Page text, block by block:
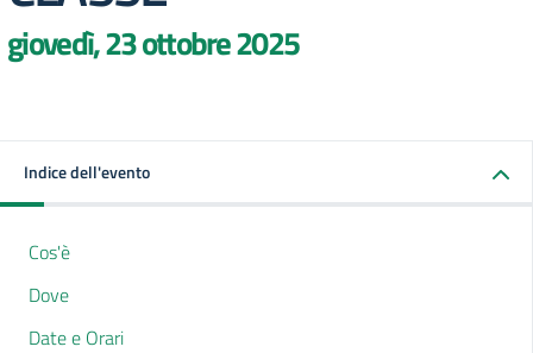
giovedì, 23 ottobre 2025
Indice dell'evento
Cos'è
Dove
Date e Orari